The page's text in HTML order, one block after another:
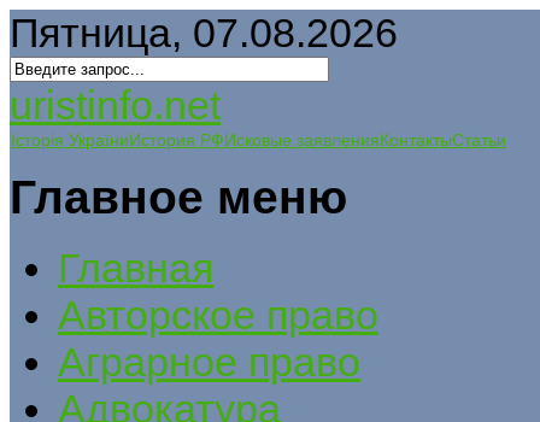
Пятница, 07.08.2026
uristinfo.net
Історія УкраїниИстория РФИсковые заявленияКонтактыСтатьи
Главное меню
Главная
Авторское право
Аграрное право
Адвокатура